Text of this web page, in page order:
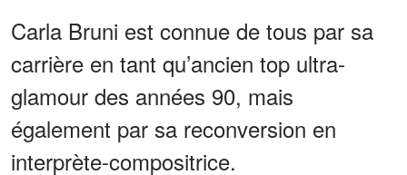
Carla Bruni est connue de tous par sa
carrière en tant qu’ancien top ultra-
glamour des années 90, mais
également par sa reconversion en
interprète-compositrice.